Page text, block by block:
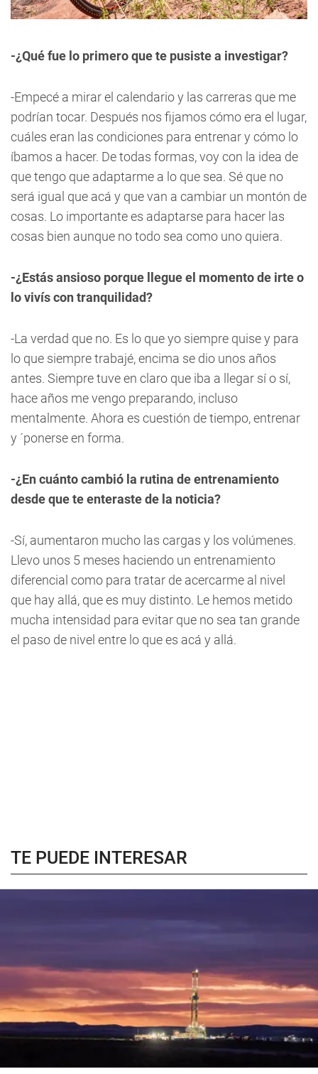
-¿Qué fue lo primero que te pusiste a investigar?
-Empecé a mirar el calendario y las carreras que me
podrían tocar. Después nos fijamos cómo era el lugar,
cuáles eran las condiciones para entrenar y cómo lo
íbamos a hacer. De todas formas, voy con la idea de
que tengo que adaptarme a lo que sea. Sé que no
será igual que acá y que van a cambiar un montón de
cosas. Lo importante es adaptarse para hacer las
cosas bien aunque no todo sea como uno quiera.
-¿Estás ansioso porque llegue el momento de irte o
lo vivís con tranquilidad?
-La verdad que no. Es lo que yo siempre quise y para
lo que siempre trabajé, encima se dio unos años
antes. Siempre tuve en claro que iba a llegar sí o sí,
hace años me vengo preparando, incluso
mentalmente. Ahora es cuestión de tiempo, entrenar
y ´ponerse en forma.
-¿En cuánto cambió la rutina de entrenamiento
desde que te enteraste de la noticia?
-Sí, aumentaron mucho las cargas y los volúmenes.
Llevo unos 5 meses haciendo un entrenamiento
diferencial como para tratar de acercarme al nivel
que hay allá, que es muy distinto. Le hemos metido
mucha intensidad para evitar que no sea tan grande
el paso de nivel entre lo que es acá y allá.
TE PUEDE INTERESAR